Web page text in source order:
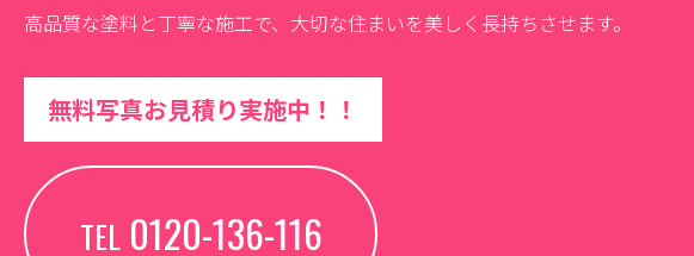
高品質な塗料と丁寧な施工で、大切な住まいを美しく長持ちさせます。
無料写真お見積り実施中！！
TEL0120-136-116